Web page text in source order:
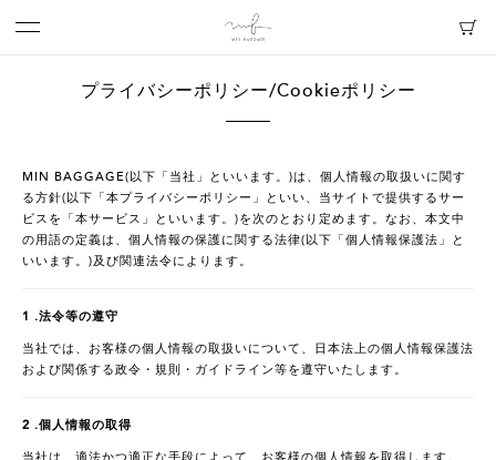
プライバシーポリシー/Cookieポリシー
MIN BAGGAGE(以下「当社」といいます。)は、個人情報の取扱いに関す
る方針(以下「本プライバシーポリシー」といい、当サイトで提供するサー
ビスを「本サービス」といいます。)を次のとおり定めます。なお、本文中
の用語の定義は、個人情報の保護に関する法律(以下「個人情報保護法」と
いいます。)及び関連法令によります。
1 .法令等の遵守
当社では、お客様の個人情報の取扱いについて、日本法上の個人情報保護法
および関係する政令・規則・ガイドライン等を遵守いたします。
2 .個人情報の取得